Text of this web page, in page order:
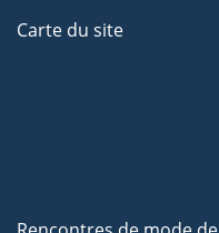
Carte du site